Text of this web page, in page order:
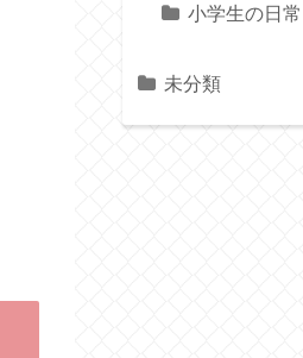
小学生の日常
未分類